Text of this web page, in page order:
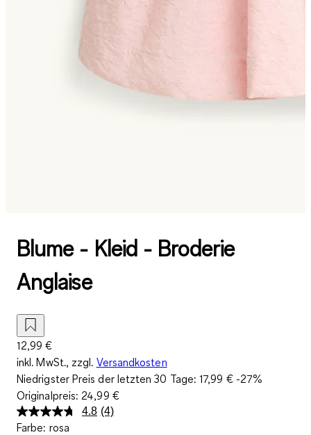
Blume - Kleid - Broderie
Anglaise
12,99 €
inkl. MwSt., zzgl. Versandkosten
Niedrigster Preis der letzten 30 Tage:17,99 €-27%
Originalpreis: 24,99 €
4.8 4
(4)
Farbe: rosa